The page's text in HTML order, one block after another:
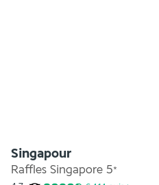
Singapour
Raffles Singapore 5*